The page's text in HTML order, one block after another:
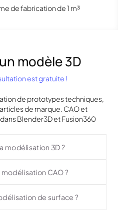
de fabrication de 1 m³
modèle 3D
est gratuite !
de prototypes techniques,
de marque. CAO et
Blender3D et Fusion360
modélisation 3D ?
CAO ?
de surface ?